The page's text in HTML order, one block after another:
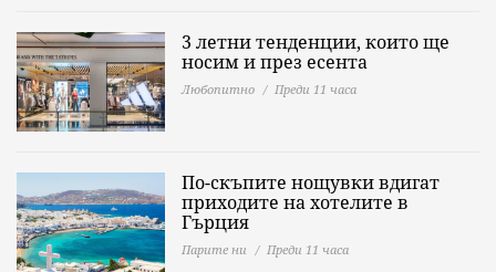
3 летни тенденции, които ще
носим и през есента
Любопитно Преди 11 часа
По-скъпите нощувки вдигат
приходите на хотелите в
Гърция
Парите ни Преди 11 часа